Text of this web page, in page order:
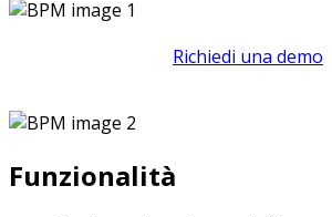
Richiedi una demo
Funzionalità